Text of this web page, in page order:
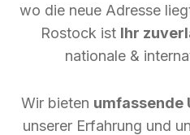
wo die neue Adresse
Rostock ist Ihr
nationale &
Wir bieten umfassende
unserer Erfahrung und